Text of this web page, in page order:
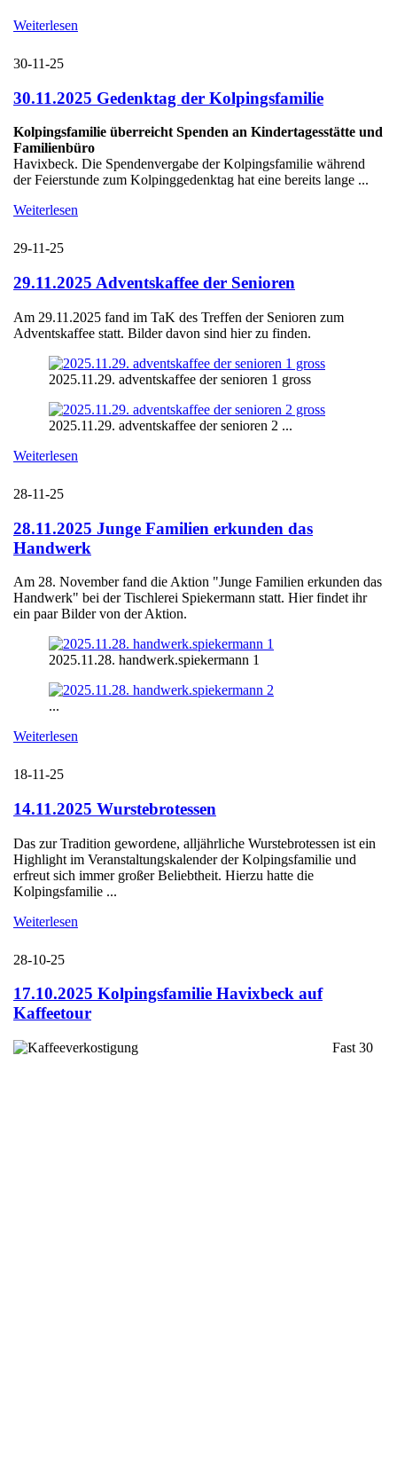
Weiterlesen
30-11-25
30.11.2025 Gedenktag der Kolpingsfamilie
Kolpingsfamilie überreicht Spenden an Kindertagesstätte und
Familienbüro
Havixbeck. Die Spendenvergabe der Kolpingsfamilie während
der Feierstunde zum Kolpinggedenktag hat eine bereits lange ...
Weiterlesen
29-11-25
29.11.2025 Adventskaffee der Senioren
Am 29.11.2025 fand im TaK des Treffen der Senioren zum
Adventskaffee statt. Bilder davon sind hier zu finden.
2025.11.29. adventskaffee der senioren 1 gross
2025.11.29. adventskaffee der senioren 2 ...
Weiterlesen
28-11-25
28.11.2025 Junge Familien erkunden das
Handwerk
Am 28. November fand die Aktion "Junge Familien erkunden das
Handwerk" bei der Tischlerei Spiekermann statt. Hier findet ihr
ein paar Bilder von der Aktion.
2025.11.28. handwerk.spiekermann 1
...
Weiterlesen
18-11-25
14.11.2025 Wurstebrotessen
Das zur Tradition gewordene, alljährliche Wurstebrotessen ist ein
Highlight im Veranstaltungskalender der Kolpingsfamilie und
erfreut sich immer großer Beliebtheit. Hierzu hatte die
Kolpingsfamilie ...
Weiterlesen
28-10-25
17.10.2025 Kolpingsfamilie Havixbeck auf
Kaffeetour
Fast 30